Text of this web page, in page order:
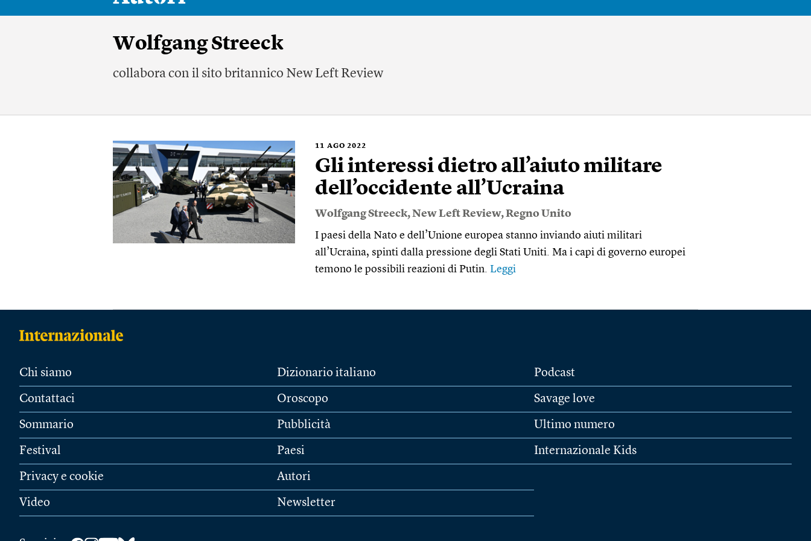
Wolfgang Streeck
collabora con il sito britannico New Left Review
11 AGO 2022
Gli interessi dietro all’aiuto militare
dell’occidente all’Ucraina
Wolfgang Streeck,New Left Review,Regno Unito
I paesi della Nato e dell’Unione europea stanno inviando aiuti militari
all’Ucraina, spinti dalla pressione degli Stati Uniti. Ma i capi di governo europei
temono le possibili reazioni di Putin. Leggi
Chi siamo
Contattaci
Sommario
Festival
Privacy e cookie
Video
Dizionario italiano
Oroscopo
Pubblicità
Paesi
Autori
Newsletter
Podcast
Savage love
Ultimo numero
Internazionale Kids